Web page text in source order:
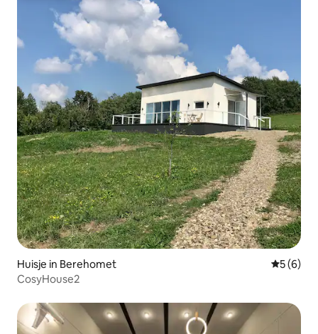
Huisje in Berehomet
5 (6)
CosyHouse2